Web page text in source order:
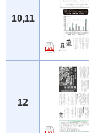
10,11
12